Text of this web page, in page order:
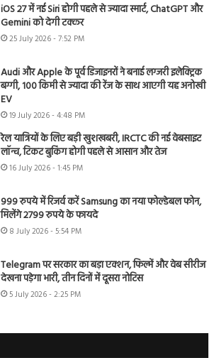
iOS 27 में नई Siri होगी पहले से ज्यादा स्मार्ट, ChatGPT और
Gemini को देगी टक्कर
25 July 2026 - 7:52 PM
Audi और Apple के पूर्व डिजाइनरों ने बनाई लग्जरी इलेक्ट्रिक
बग्गी, 100 किमी से ज्यादा की रेंज के साथ आएगी यह अनोखी
EV
19 July 2026 - 4:48 PM
रेल यात्रियों के लिए बड़ी खुशखबरी, IRCTC की नई वेबसाइट
लॉन्च, टिकट बुकिंग होगी पहले से आसान और तेज
16 July 2026 - 1:45 PM
999 रुपये में रिजर्व करें Samsung का नया फोल्डेबल फोन,
मिलेंगे 2799 रुपये के फायदे
8 July 2026 - 5:54 PM
Telegram पर सरकार का बड़ा एक्शन, फिल्में और वेब सीरीज
देखना पड़ेगा भारी, तीन दिनों में दूसरा नोटिस
5 July 2026 - 2:25 PM